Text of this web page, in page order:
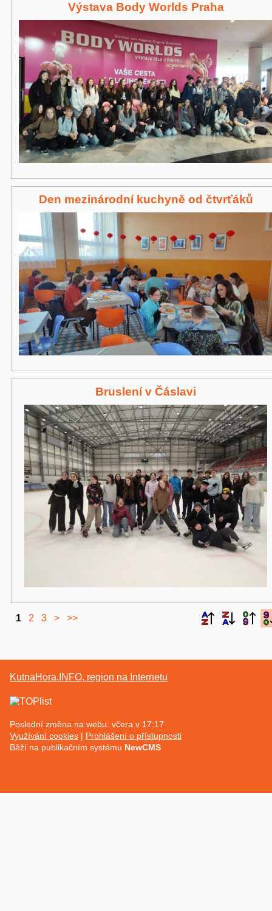
Výstava Body Worlds Praha
Den mezinárodní kuchyně od čtvrťáků
Bruslení v Čáslavi
1 2 3 > >>
KutnaHora.INFO, region na Internetu
Poslední změna na webu: včera v 17:17
Využívání cookies
Prohlášení o přístupnosti
Běží na publikačním systému NewCMS